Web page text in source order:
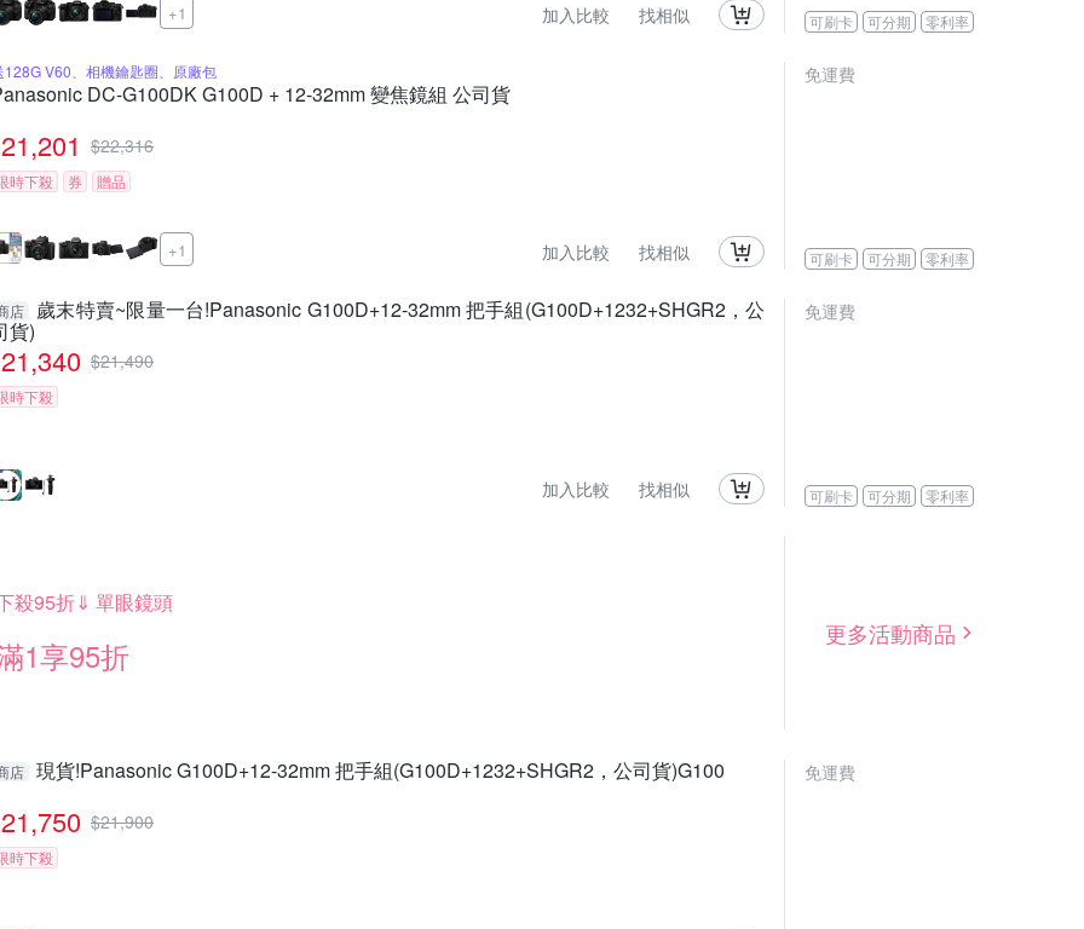
+1 加入比較 找相似 可刷卡 可分期 零利率
128G V60、相機鑰匙圈、原廠包
DC-G100DK G100D + 12-32mm 變焦鏡組 公司貨
21,201 $22,316
時下殺 券 贈品
+1 加入比較 找相似
免運費
可刷卡 可分期 零利率
店 歲末特賣~限量一台!Panasonic G100D+12-32mm 把手組(G100D+1232+SHGR2，公
貨)
21,340 $21,490
時下殺
加入比較 找相似
免運費
可刷卡 可分期 零利率
殺95折⇓ 單眼鏡頭
1享95折
更多活動商品
店 現貨!Panasonic G100D+12-32mm 把手組(G100D+1232+SHGR2，公司貨)G100
21,750 $21,900
時下殺
免運費